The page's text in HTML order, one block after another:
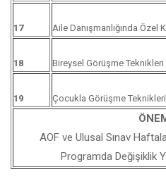
17 Aile Danışmanlığında Özel
18 Bireysel Görüşme Teknikleri
19 Çocukla Görüşme Teknikleri
AOF ve Ulusal Sınav
Programda Değişiklik